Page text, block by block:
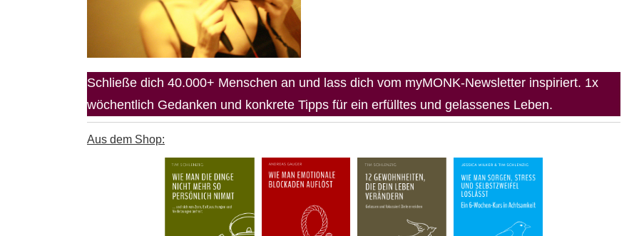
Schließe dich 40.000+ Menschen an und lass dich vom myMONK-Newsletter inspiriert. 1x
wöchentlich Gedanken und konkrete Tipps für ein erfülltes und gelassenes Leben.
Aus dem Shop: